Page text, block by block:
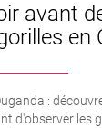
avant
en
:
d'observer les